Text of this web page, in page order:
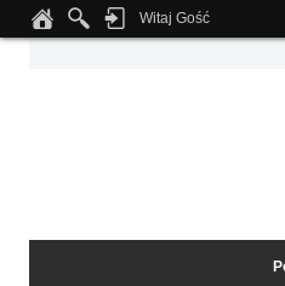
Notice: Undefined index:
Witaj Gość